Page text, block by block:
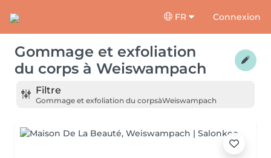
FR Connexion
Gommage et exfoliation
du corps à Weiswampach
Filtre
Gommage et exfoliation du corpsàWeiswampach